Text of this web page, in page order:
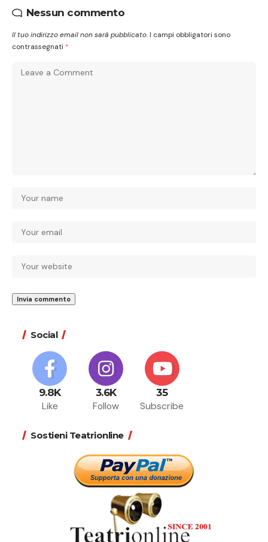
Nessun commento
Il tuo indirizzo email non sarà pubblicato. I campi obbligatori sono
contrassegnati *
Social
9.8K
Like
3.6K
Follow
35
Subscribe
Sostieni Teatrionline